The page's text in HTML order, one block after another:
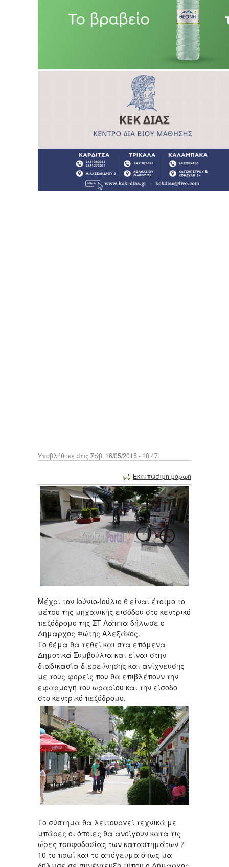
Υποβλήθηκε στις Σάβ, 16/05/2015 - 18:47.
Εκτυπώσιμη μορφή
Μέχρι τον Ιούνιο-Ιούλιο θ είναι έτοιμο το
μέτρο της μηχανικής εισόδου στο κεντρικό
πεζόδρομο της ΣΤ Λάππα δήλωσε ο
Δήμαρχος Φώτης Αλεξάκος.
Το θέμα θα τεθεί και στα επόμενα
Δημοτικά Συμβούλια και είναι στην
διαδικασία διερεύνησης και ανίχνευσης
με τους φορείς που θα επιβλέπουν την
εφαρμογή του ωραρίου και την είσοδο
στο κεντρικό πεζόδρομο.
Το σύστημα θα λειτουργεί τεχνικά με
μπάρες οι όποιες θα ανοίγουν κατά τις
ώρες τροφοδοσίας των καταστημάτων 7-
10 το πρωί και το απόγευμα όπως μα